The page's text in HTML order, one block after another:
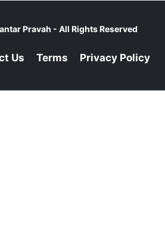
Pravah - All Rights Reserved
Us Terms Privacy Policy